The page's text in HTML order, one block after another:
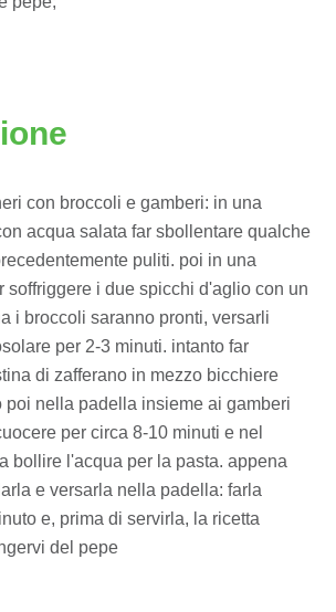
con broccoli e gamberi: in una
acqua salata far sbollentare qualche
puliti. poi in una
soffriggere i due spicchi d'aglio con un
i broccoli saranno pronti, versarli
per 2-3 minuti. intanto far
di zafferano in mezzo bicchiere
poi nella padella insieme ai gamberi
per circa 8-10 minuti e nel
bollire l'acqua per la pasta. appena
e versarla nella padella: farla
e, prima di servirla, la ricetta
del pepe